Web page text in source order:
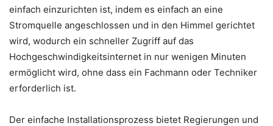
einfach einzurichten ist, indem es einfach an eine
Stromquelle angeschlossen und in den Himmel gerichtet
wird, wodurch ein schneller Zugriff auf das
Hochgeschwindigkeitsinternet in nur wenigen Minuten
ermöglicht wird, ohne dass ein Fachmann oder Techniker
erforderlich ist.
Der einfache Installationsprozess bietet Regierungen und